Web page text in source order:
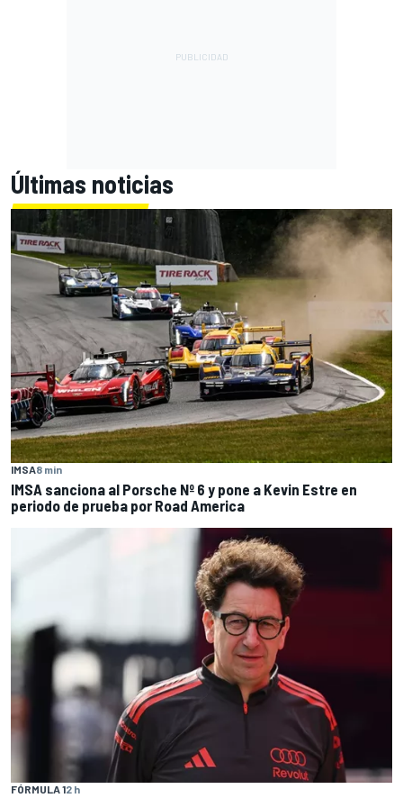
Últimas noticias
IMSA8 min
IMSA sanciona al Porsche Nº 6 y pone a Kevin Estre en
periodo de prueba por Road America
FÓRMULA 12 h